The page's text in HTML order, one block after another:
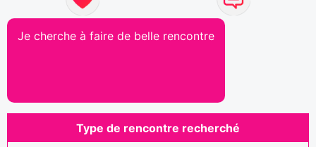
Je cherche à faire de belle rencontre
Type de rencontre recherché